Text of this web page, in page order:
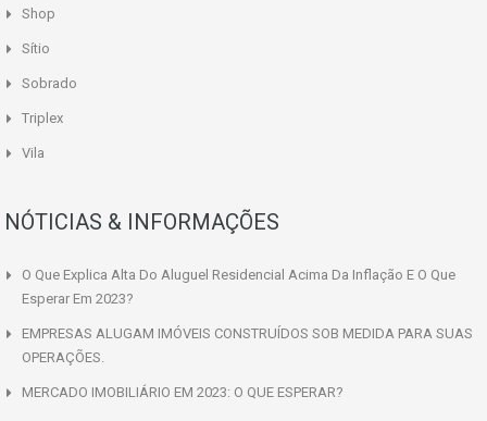
Shop
Sítio
Sobrado
Triplex
Vila
NÓTICIAS & INFORMAÇÕES
O Que Explica Alta Do Aluguel Residencial Acima Da Inflação E O Que
Esperar Em 2023?
EMPRESAS ALUGAM IMÓVEIS CONSTRUÍDOS SOB MEDIDA PARA SUAS
OPERAÇÕES.
MERCADO IMOBILIÁRIO EM 2023: O QUE ESPERAR?